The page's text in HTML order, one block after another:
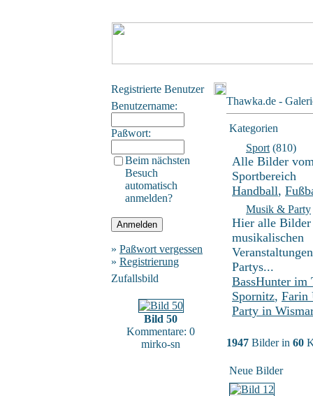
Registrierte Benutzer
Benutzername:
Paßwort:
Beim nächsten
Besuch
automatisch
anmelden?
» Paßwort vergessen
» Registrierung
Zufallsbild
Bild 50
Kommentare: 0
mirko-sn
Thawka.de -
Kategorien
Sport (810)
Alle Bilder
Sportbereich
Handball,
Musik & Party
Hier alle
musikalischen
Partys...
BassHunter im
Spornitz, Farin
Party in
1947 Bilder in 60
Neue Bilder